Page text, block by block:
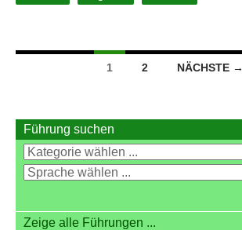
zwischen
und
Beitragsnavigation
1 2 NÄCHSTE →
Führung suchen
Zeige alle Führungen ...